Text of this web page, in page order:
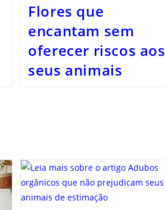
Flores que
encantam sem
oferecer riscos aos
seus animais